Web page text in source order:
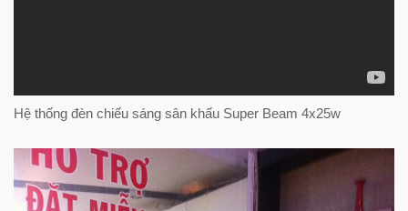
Hệ thống đèn chiếu sáng sân khấu Super Beam 4x25w